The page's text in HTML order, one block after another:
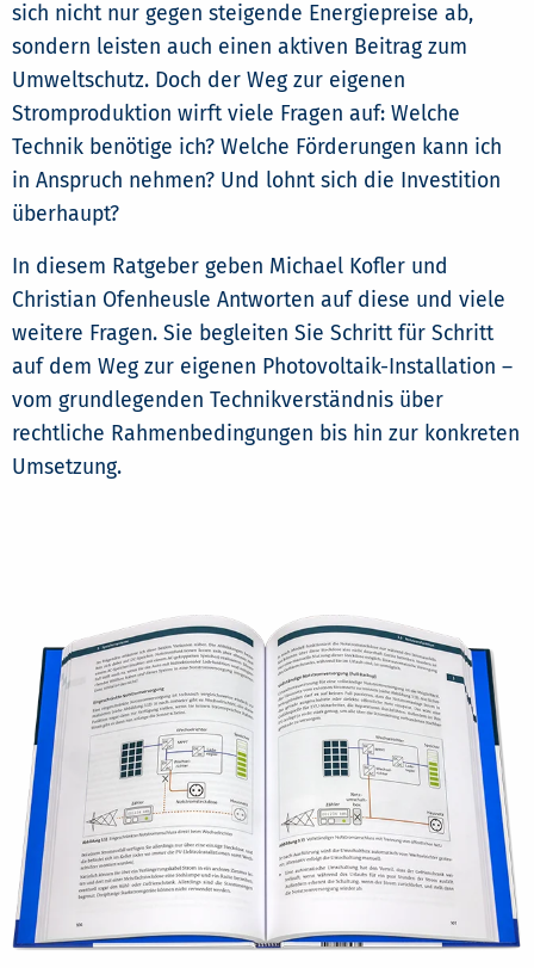
sich nicht nur gegen steigende Energiepreise ab,
sondern leisten auch einen aktiven Beitrag zum
Umweltschutz. Doch der Weg zur eigenen
Stromproduktion wirft viele Fragen auf: Welche
Technik benötige ich? Welche Förderungen kann ich
in Anspruch nehmen? Und lohnt sich die Investition
überhaupt?
In diesem Ratgeber geben Michael Kofler und
Christian Ofenheusle Antworten auf diese und viele
weitere Fragen. Sie begleiten Sie Schritt für Schritt
auf dem Weg zur eigenen Photovoltaik-Installation –
vom grundlegenden Technikverständnis über
rechtliche Rahmenbedingungen bis hin zur konkreten
Umsetzung.